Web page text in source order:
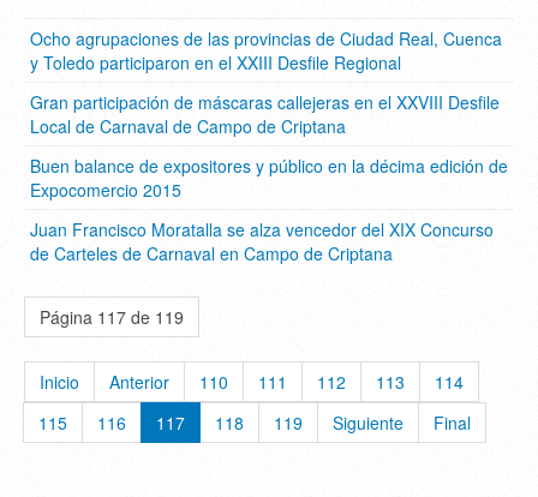
Ocho agrupaciones de las provincias de Ciudad Real, Cuenca
y Toledo participaron en el XXIII Desfile Regional
Gran participación de máscaras callejeras en el XXVIII Desfile
Local de Carnaval de Campo de Criptana
Buen balance de expositores y público en la décima edición de
Expocomercio 2015
Juan Francisco Moratalla se alza vencedor del XIX Concurso
de Carteles de Carnaval en Campo de Criptana
Página 117 de 119
Inicio Anterior 110 111 112 113
114
115
116 117 118 119 Siguiente Final